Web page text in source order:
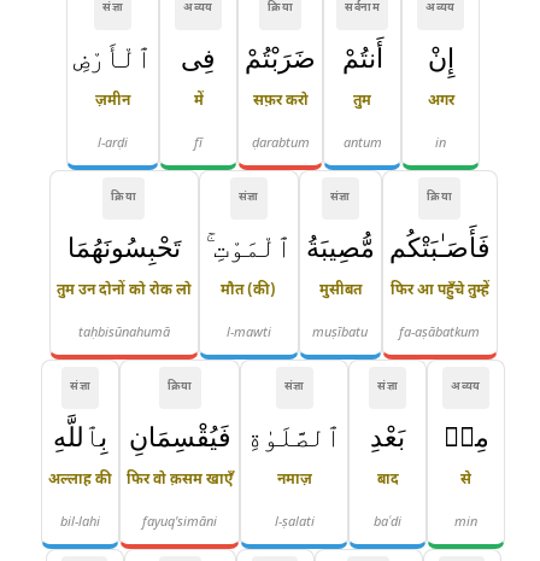
अव्यय
إِنْ
अगर
in
सर्वनाम
أَنتُمْ
तुम
antum
क्रिया
ضَرَبْتُمْ
सफ़र करो
ḍarabtum
अव्यय
فِى
में
fī
संज्ञा
ٱلْأَرْضِ
ज़मीन
l-arḍi
क्रिया
فَأَصَـٰبَتْكُم
फिर आ पहुँचे तुम्हें
fa-aṣābatkum
संज्ञा
مُّصِيبَةُ
मुसीबत
muṣībatu
संज्ञा
ٱلْمَوْتِ ۚ
मौत (की)
l-mawti
क्रिया
تَحْبِسُونَهُمَا
तुम उन दोनों को रोक लो
taḥbisūnahumā
अव्यय
مِنۢ
से
min
संज्ञा
بَعْدِ
बाद
baʿdi
संज्ञा
ٱلصَّلَوٰةِ
नमाज़
l-ṣalati
क्रिया
فَيُقْسِمَانِ
फिर वो क़सम खाएँ
fayuq'simāni
संज्ञा
بِٱللَّهِ
अल्लाह की
bil-lahi